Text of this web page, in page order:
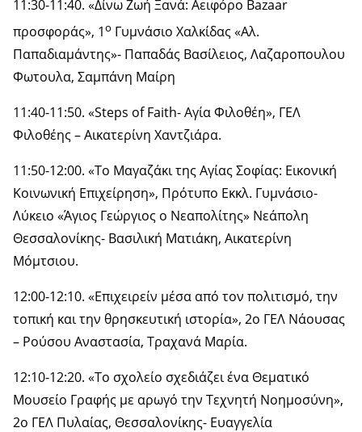
11:30-11:40. «Δίνω Ζωή Ξανά: Αειφόρο Bazaar
προσφοράς», 1ο Γυμνάσιο Χαλκίδας «Αλ.
Παπαδιαμάντης»- Παπαδάς Βασίλειος, Λαζαροπουλου
Φωτουλα, Σαμπάνη Μαίρη
11:40-11:50. «Steps of Faith- Αγία Φιλοθέη», ΓΕΛ
Φιλοθέης – Αικατερίνη Χαντζιάρα.
11:50-12:00. «Το Μαγαζάκι της Αγίας Σοφίας: Εικονική
Κοινωνική Επιχείρηση», Πρότυπο Εκκλ. Γυμνάσιο-
Λύκειο «Άγιος Γεώργιος ο Νεαπολίτης» Νεάπολη
Θεσσαλονίκης- Βασιλική Ματιάκη, Αικατερίνη
Μόμτσιου.
12:00-12:10. «Επιχειρείν μέσα από τον πολιτισμό, την
τοπική και την θρησκευτική ιστορία», 2ο ΓΕΛ Νάουσας
– Ρούσου Αναστασία, Τραχανά Μαρία.
12:10-12:20. «Το σχολείο σχεδιάζει ένα Θεματικό
Μουσείο Γραφής με αρωγό την Τεχνητή Νοημοσύνη»,
2ο ΓΕΛ Πυλαίας, Θεσσαλονίκης- Ευαγγελία